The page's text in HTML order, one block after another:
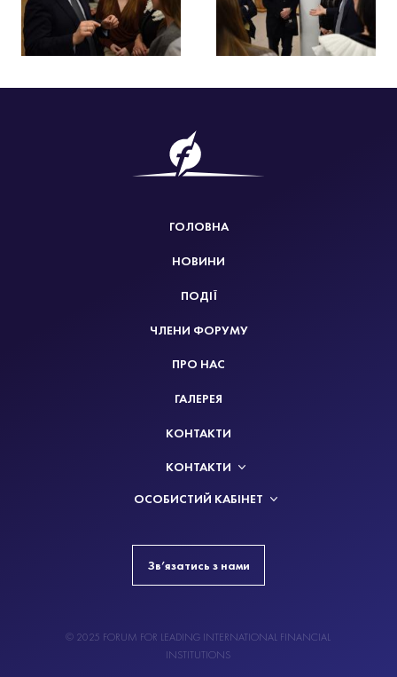
ГОЛОВНА
НОВИНИ
ПОДІЇ
ЧЛЕНИ ФОРУМУ
ПРО НАС
ГАЛЕРЕЯ
КОНТАКТИ
ОСОБИСТИЙ КАБІНЕТ
КОНТАКТИ
Зв’язатись з нами
© 2025 FORUM FOR LEADING INTERNATIONAL FINANCIAL
INSTITUTIONS